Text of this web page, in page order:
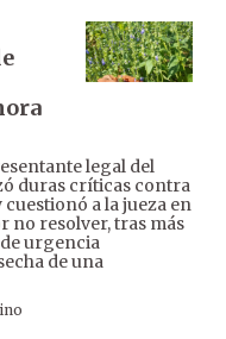
legal del
duras críticas contra
cuestionó a la jueza en
no resolver, tras más
urgencia
de una